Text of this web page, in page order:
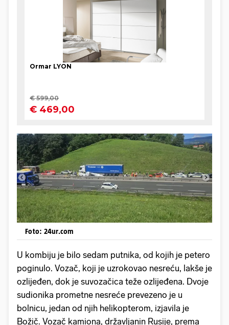
Foto: 24ur.com
U kombiju je bilo sedam putnika, od kojih je petero
poginulo. Vozač, koji je uzrokovao nesreću, lakše je
ozlijeđen, dok je suvozačica teže ozlijeđena. Dvoje
sudionika prometne nesreće prevezeno je u
bolnicu, jedan od njih helikopterom, izjavila je
Božič. Vozač kamiona, državljanin Rusije, prema